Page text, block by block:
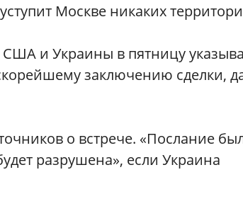
Москве никаких
США и Украины в пятницу
заключению сделки,
о встрече. «Послание
разрушена», если Украина